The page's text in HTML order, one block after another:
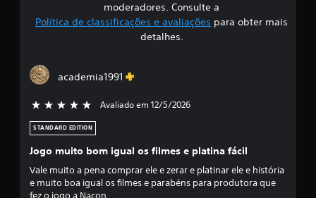
ã
o
moderadores. Consulte a
Política de classificações e avaliações para obter mais
detalhes.
academia1991
5 estrelas de 5 Avaliado em 12/5/2026
STANDARD EDITION
Jogo muito bom igual os filmes e platina fácil
Vale muito a pena comprar ele e zerar e platinar ele e história
e muito boa igual os filmes e parabéns para produtora que